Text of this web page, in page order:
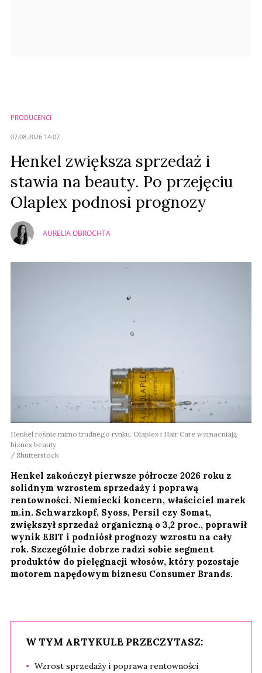
PRODUCENCI
07.08.2026 14:07
Henkel zwiększa sprzedaż i
stawia na beauty. Po przejęciu
Olaplex podnosi prognozy
AURELIA OBROCHTA
Henkel rośnie mimo trudnego rynku. Olaplex i Hair Care wzmacniają
biznes beauty
Shutterstock
Henkel zakończył pierwsze półrocze 2026 roku z
solidnym wzrostem sprzedaży i poprawą
rentowności. Niemiecki koncern, właściciel marek
m.in. Schwarzkopf, Syoss, Persil czy Somat,
zwiększył sprzedaż organiczną o 3,2 proc., poprawił
wynik EBIT i podniósł prognozy wzrostu na cały
rok. Szczególnie dobrze radzi sobie segment
produktów do pielęgnacji włosów, który pozostaje
motorem napędowym biznesu Consumer Brands.
W TYM ARTYKULE PRZECZYTASZ:
Wzrost sprzedaży i poprawa rentowności